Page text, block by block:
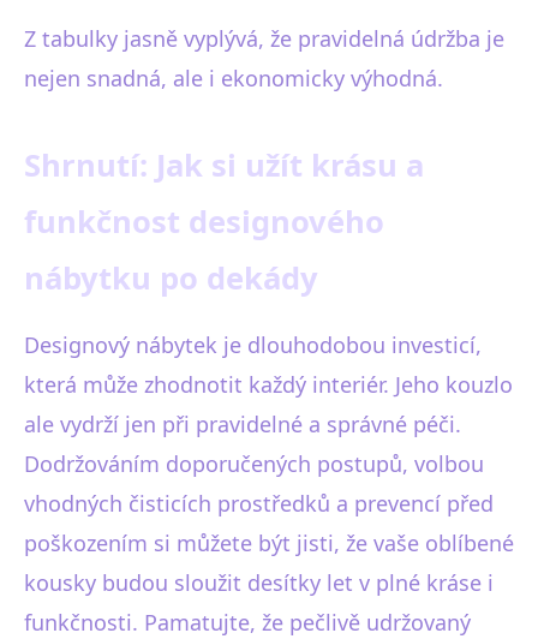
Z tabulky jasně vyplývá, že pravidelná údržba je
nejen snadná, ale i ekonomicky výhodná.
Shrnutí: Jak si užít krásu a
funkčnost designového
nábytku po dekády
Designový nábytek je dlouhodobou investicí,
která může zhodnotit každý interiér. Jeho kouzlo
ale vydrží jen při pravidelné a správné péči.
Dodržováním doporučených postupů, volbou
vhodných čisticích prostředků a prevencí před
poškozením si můžete být jisti, že vaše oblíbené
kousky budou sloužit desítky let v plné kráse i
funkčnosti. Pamatujte, že pečlivě udržovaný